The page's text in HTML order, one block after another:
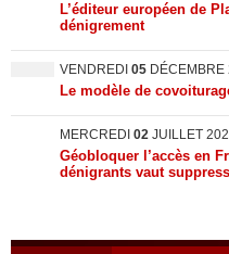
L’éditeur européen de
dénigrement
VENDREDI 05 DÉCEMBRE
Le modèle de
MERCREDI 02 JUILLET
Géobloquer l’accès en
dénigrants vaut